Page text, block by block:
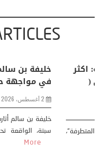
منذر بالضيافي يكتب
من ظاهرة طبيعية ..
مقاربة سوسيولوجية )
كتب: منذر بالضيافي بدأت قصتي
منذ نهاية ثمانينات القرن